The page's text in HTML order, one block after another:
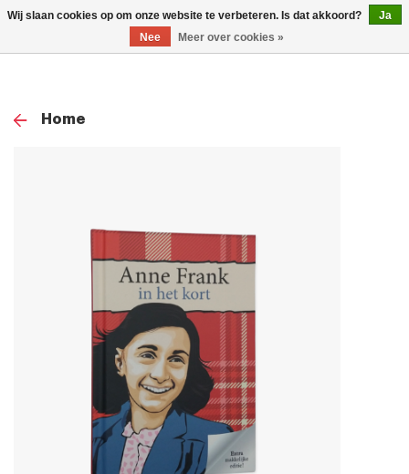
0
Home
Wij slaan cookies op om onze website te verbeteren. Is dat akkoord?
Ja
Nee
Meer over cookies »